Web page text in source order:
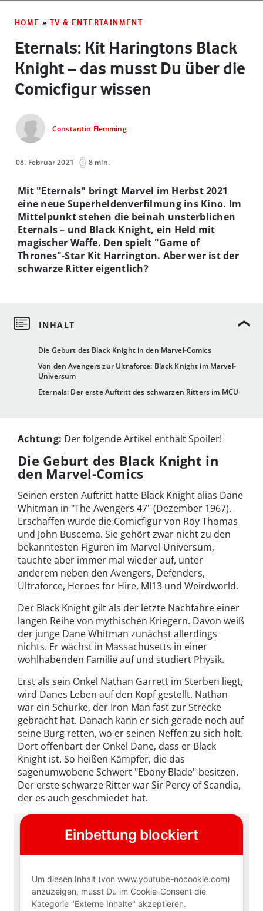
HOME » TV & ENTERTAINMENT
Eternals: Kit Haringtons Black
Knight – das musst Du über die
Comicfigur wissen
Constantin Flemming
08. Februar 2021 8 min.
Die Geburt des Black Knight in den Marvel-Comics
Von den Avengers zur Ultraforce: Black Knight im Marvel-
Universum
Eternals: Der erste Auftritt des schwarzen Ritters im MCU
Mit "Eternals" bringt Marvel im Herbst 2021
eine neue Superheldenverfilmung ins Kino. Im
Mittelpunkt stehen die beinah unsterblichen
Eternals – und Black Knight, ein Held mit
magischer Waffe. Den spielt "Game of
Thrones"-Star Kit Harrington. Aber wer ist der
schwarze Ritter eigentlich?
Achtung: Der folgende Artikel enthält Spoiler!
Die Geburt des Black Knight in
den Marvel-Comics
Seinen ersten Auftritt hatte Black Knight alias Dane
Whitman in "The Avengers 47" (Dezember 1967).
Erschaffen wurde die Comicfigur von Roy Thomas
und John Buscema. Sie gehört zwar nicht zu den
bekanntesten Figuren im Marvel-Universum,
tauchte aber immer mal wieder auf, unter
anderem neben den Avengers, Defenders,
Ultraforce, Heroes for Hire, MI13 und Weirdworld.
Der Black Knight gilt als der letzte Nachfahre einer
langen Reihe von mythischen Kriegern. Davon weiß
der junge Dane Whitman zunächst allerdings
nichts. Er wächst in Massachusetts in einer
wohlhabenden Familie auf und studiert Physik.
Erst als sein Onkel Nathan Garrett im Sterben liegt,
wird Danes Leben auf den Kopf gestellt. Nathan
war ein Schurke, der Iron Man fast zur Strecke
gebracht hat. Danach kann er sich gerade noch auf
seine Burg retten, wo er seinen Neffen zu sich holt.
Dort offenbart der Onkel Dane, dass er Black
Knight ist. So heißen Kämpfer, die das
sagenumwobene Schwert "Ebony Blade" besitzen.
Der erste schwarze Ritter war Sir Percy of Scandia,
der es auch geschmiedet hat.